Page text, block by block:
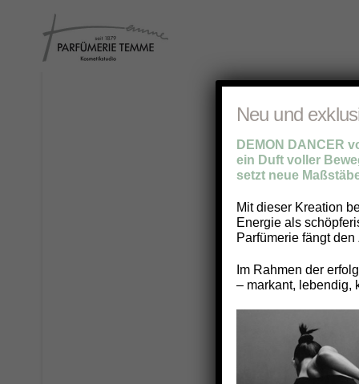
Neu und
DEMON DANCER
ein Duft voller
setzt neue
Mit dieser Kreation
Energie als
Parfümerie fängt
Im Rahmen der
– markant, lebendig,